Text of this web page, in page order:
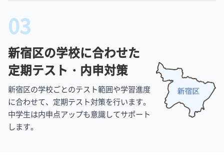
03
新宿区の学校に合わせた
定期テスト・内申対策
新宿区の学校ごとのテスト範囲や学習進度
に合わせて、定期テスト対策を行います。
中学生は内申点アップも意識してサポート
します。